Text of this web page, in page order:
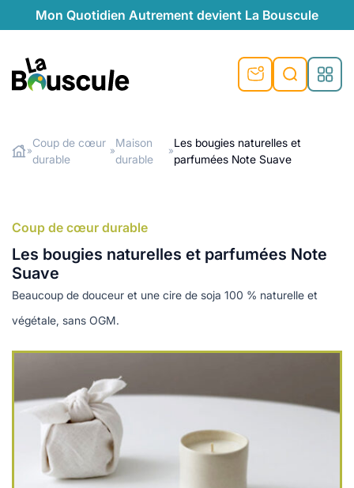
Mon Quotidien Autrement devient La Bouscule
au naturel
végétariennes
locales
plus de recyclage
beauté naturelle
naturel
témoignages
Rechercher
»
Coup de cœur
durable
»
Maison
durable
»
Les bougies naturelles et
parfumées Note Suave
Coup de cœur durable
Les bougies naturelles et parfumées Note
Suave
Beaucoup de douceur et une cire de soja 100 % naturelle et
végétale, sans OGM.